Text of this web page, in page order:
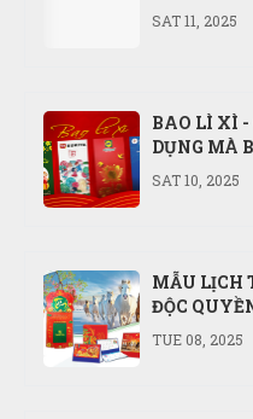
SAT 11, 2025
BAO LÌ XÌ -
DỤNG MÀ
SAT 10, 2025
MẪU LỊCH
ĐỘC
NĂM BÍNH
TUE 08, 2025